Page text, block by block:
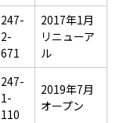
2017年1月
リニューア
ル
2019年7月
オープン